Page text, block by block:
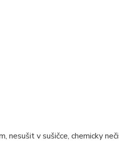
nesušit v sušičce, chemicky